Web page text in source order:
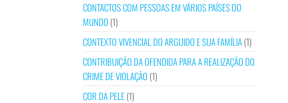
CONTACTOS COM PESSOAS EM VÁRIOS PAÍSES DO
MUNDO (1)
CONTEXTO VIVENCIAL DO ARGUIDO E SUA FAMÍLIA(1)
CONTRIBUIÇÃO DA OFENDIDA PARA A REALIZAÇÃO DO
CRIME DE VIOLAÇÃO (1)
COR DA PELE(1)